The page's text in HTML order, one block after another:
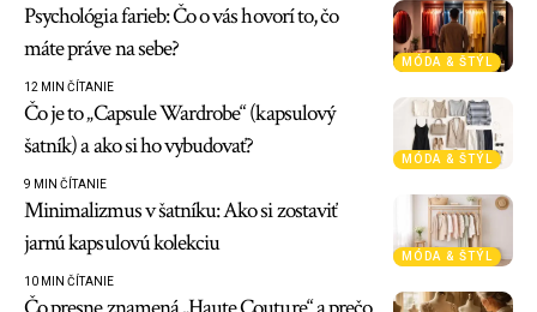
MÓDA & ŠTÝL
Psychológia farieb: Čo o vás hovorí to, čo
máte práve na sebe?
12 MIN ČÍTANIE
MÓDA & ŠTÝL
Čo je to „Capsule Wardrobe“ (kapsulový
šatník) a ako si ho vybudovať?
9 MIN ČÍTANIE
MÓDA & ŠTÝL
Minimalizmus v šatníku: Ako si zostaviť
jarnú kapsulovú kolekciu
10 MIN ČÍTANIE